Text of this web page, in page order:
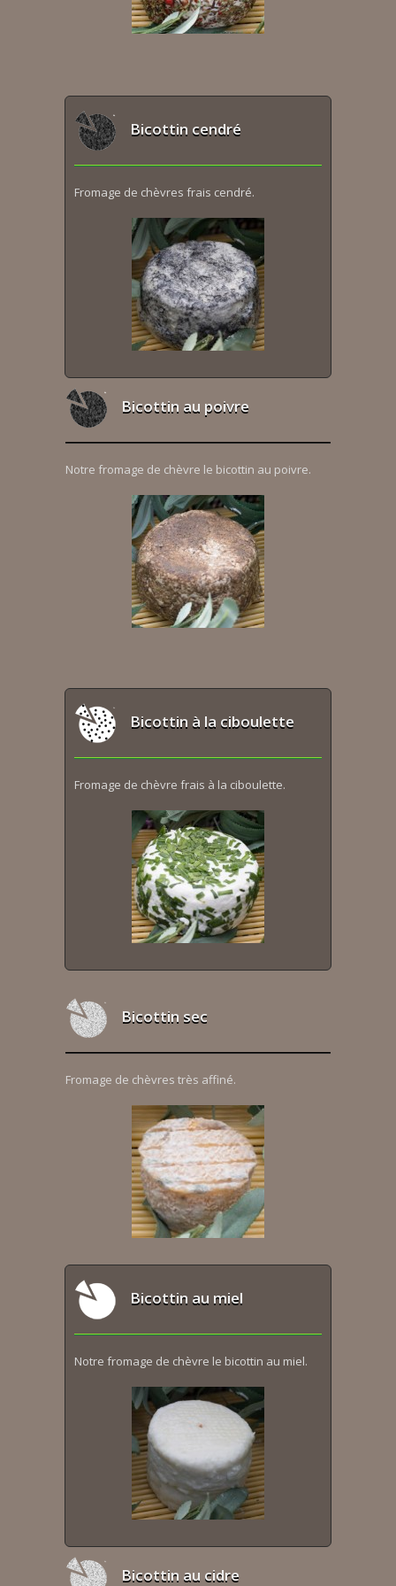
Bicottin cendré
Fromage de chèvres frais cendré.
Bicottin au poivre
Notre fromage de chèvre le bicottin au poivre.
Bicottin à la ciboulette
Fromage de chèvre frais à la ciboulette.
Bicottin sec
Fromage de chèvres très affiné.
Bicottin au miel
Notre fromage de chèvre le bicottin au miel.
Bicottin au cidre